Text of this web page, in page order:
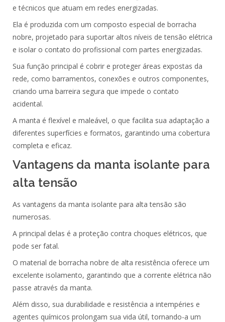
etécnicos que atuam em redes energizadas.
Ela é produzida com um composto especial de borracha
nobre, projetado para suportar altos níveis detensão elétrica
e isolar o contato do profissional com partes energizadas.
Sua função principal é cobrir e proteger áreas expostas da
rede, como barramentos, conexões e outros componentes,
criando uma barreira segura que impede o contato
acidental.
A manta é flexível e maleável, o que facilita sua adaptação a
diferentes superfícies e formatos, garantindo uma cobertura
completa e eficaz.
Vantagens da manta isolante para
alta tensão
As vantagens da manta isolante para alta tensão são
numerosas.
A principal delas é a proteção contra choques elétricos, que
pode ser fatal.
O material de borracha nobre de alta resistência oferece um
excelente isolamento, garantindo que a corrente elétrica não
passe através da manta.
Além disso, sua durabilidade e resistência a intempéries e
agentes químicos prolongam sua vida útil, tornando-a um